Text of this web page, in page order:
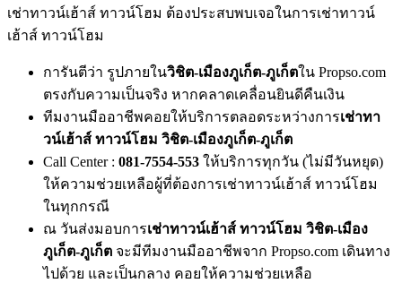
เช่าทาวน์เฮ้าส์ ทาวน์โฮม ต้องประสบพบเจอในการเช่าทาวน์
เฮ้าส์ ทาวน์โฮม
การันตีว่า รูปภายในวิชิต-เมืองภูเก็ต-ภูเก็ตใน Propso.com
ตรงกับความเป็นจริง หากคลาดเคลื่อนยินดีคืนเงิน
ทีมงานมืออาชีพคอยให้บริการตลอดระหว่างการเช่าทา
วน์เฮ้าส์ ทาวน์โฮม วิชิต-เมืองภูเก็ต-ภูเก็ต
Call Center : 081-7554-553 ให้บริการทุกวัน (ไม่มีวันหยุด)
ให้ความช่วยเหลือผู้ที่ต้องการเช่าทาวน์เฮ้าส์ ทาวน์โฮม
ในทุกกรณี
ณ วันส่งมอบการเช่าทาวน์เฮ้าส์ ทาวน์โฮม วิชิต-เมือง
ภูเก็ต-ภูเก็ต จะมีทีมงานมืออาชีพจาก Propso.com เดินทาง
ไปด้วย และเป็นกลาง คอยให้ความช่วยเหลือ